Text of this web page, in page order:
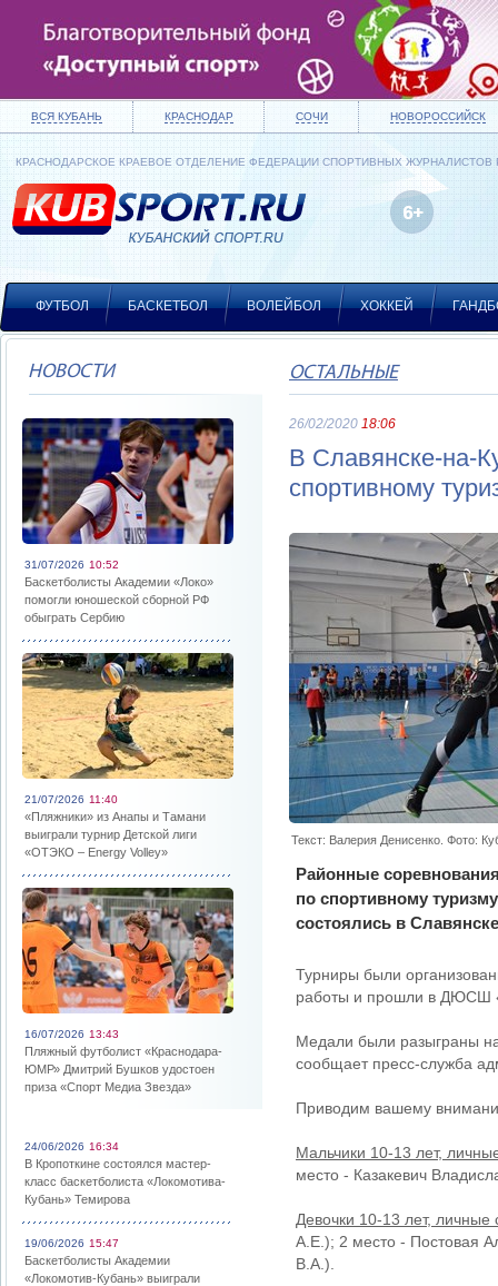
ВСЯ КУБАНЬ КРАСНОДАР СОЧИ НОВОРОССИЙСК
КРАСНОДАРСКОЕ КРАЕВОЕ ОТДЕЛЕНИЕ ФЕДЕРАЦИИ СПОРТИВНЫХ ЖУРНАЛИСТОВ
ФУТБОЛ БАСКЕТБОЛ ВОЛЕЙБОЛ ХОККЕЙ
НОВОСТИ
31/07/2026 10:52
Баскетболисты Академии «Локо»
помогли юношеской сборной РФ
обыграть Сербию
21/07/2026 11:40
«Пляжники» из Анапы и Тамани
выиграли турнир Детской лиги
«ОТЭКО – Energy Volley»
16/07/2026 13:43
Пляжный футболист «Краснодара-
ЮМР» Дмитрий Бушков удостоен
приза «Спорт Медиа Звезда»
24/06/2026 16:34
В Кропоткине состоялся мастер-
класс баскетболиста «Локомотива-
Кубань» Темирова
19/06/2026 15:47
Баскетболисты Академии
«Локомотив-Кубань» выиграли
ОСТАЛЬНЫЕ
26/02/2020 18:06
В Славянске-на-
спортивному
Текст: Валерия Денисенко. Фото:
Районные
по спортивному
состоялись в
Турниры были
работы и прошли в
Медали были разыграны на
сообщает пресс-служба
Приводим вашему
Мальчики 10-13 лет,
место - Казакевич
Девочки 10-13 лет, личные
А.Е.); 2 место - Постовая
В.А.).